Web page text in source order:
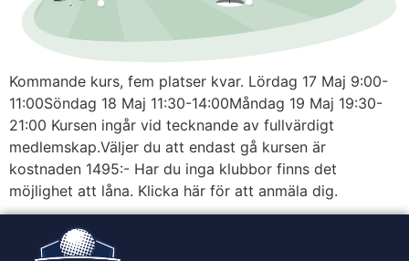
Kommande kurs, fem platser kvar. Lördag 17 Maj 9:00-
11:00Söndag 18 Maj 11:30-14:00Måndag 19 Maj 19:30-
21:00 Kursen ingår vid tecknande av fullvärdigt
medlemskap.Väljer du att endast gå kursen är
kostnaden 1495:- Har du inga klubbor finns det
möjlighet att låna. Klicka här för att anmäla dig.